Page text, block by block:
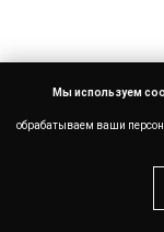
Мы используем
обрабатываем ваши